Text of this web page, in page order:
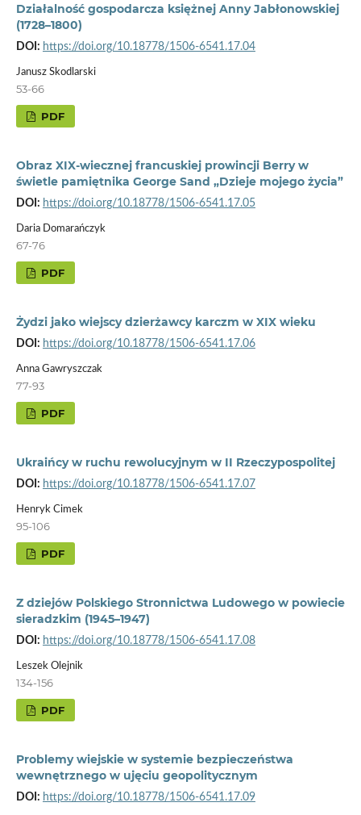
Działalność gospodarcza księżnej Anny Jabłonowskiej
(1728–1800)
DOI: https://doi.org/10.18778/1506-6541.17.04
Janusz Skodlarski
53-66
PDF
Obraz XIX-wiecznej francuskiej prowincji Berry w
świetle pamiętnika George Sand „Dzieje mojego życia”
DOI: https://doi.org/10.18778/1506-6541.17.05
Daria Domarańczyk
67-76
PDF
Żydzi jako wiejscy dzierżawcy karczm w XIX wieku
DOI: https://doi.org/10.18778/1506-6541.17.06
Anna Gawryszczak
77-93
PDF
Ukraińcy w ruchu rewolucyjnym w II Rzeczypospolitej
DOI: https://doi.org/10.18778/1506-6541.17.07
Henryk Cimek
95-106
PDF
Z dziejów Polskiego Stronnictwa Ludowego w powiecie
sieradzkim (1945–1947)
DOI: https://doi.org/10.18778/1506-6541.17.08
Leszek Olejnik
134-156
PDF
Problemy wiejskie w systemie bezpieczeństwa
wewnętrznego w ujęciu geopolitycznym
DOI: https://doi.org/10.18778/1506-6541.17.09